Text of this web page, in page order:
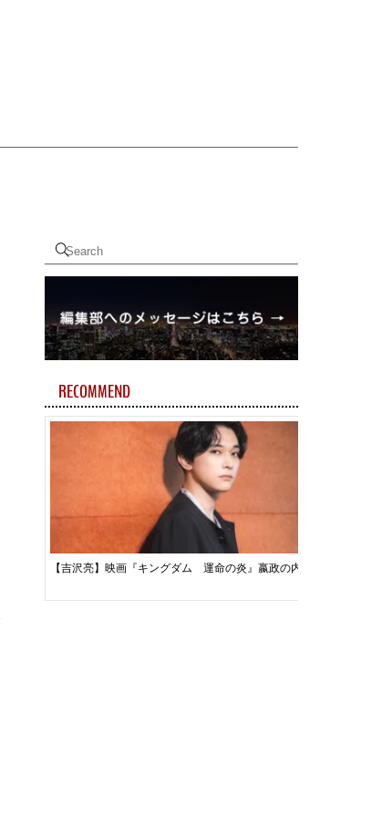
RECOMMEND
【吉沢亮】映画『キングダム 運命の炎』嬴政の内に秘めた炎に魅